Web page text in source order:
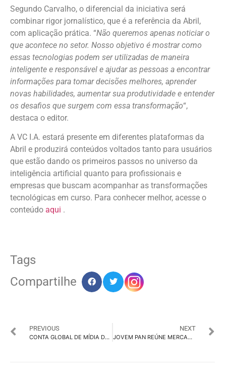
Segundo Carvalho, o diferencial da iniciativa será
combinar rigor jornalístico, que é a referência da Abril,
com aplicação prática. “Não queremos apenas noticiar o
que acontece no setor. Nosso objetivo é mostrar como
essas tecnologias podem ser utilizadas de maneira
inteligente e responsável e ajudar as pessoas a encontrar
informações para tomar decisões melhores, aprender
novas habilidades, aumentar sua produtividade e entender
os desafios que surgem com essa transformação“,
destaca o editor.
A VC I.A. estará presente em diferentes plataformas da
Abril e produzirá conteúdos voltados tanto para usuários
que estão dando os primeiros passos no universo da
inteligência artificial quanto para profissionais e
empresas que buscam acompanhar as transformações
tecnológicas em curso. Para conhecer melhor, acesse o
conteúdo aqui .
Tags
Compartilhe
PREVIOUS
CONTA GLOBAL DE MÍDIA DA IBM FICA COM A OMNICOM MEDIA
NEXT
JOVEM PAN REÚNE MERCADO PUBLICITÁRIO PAULISTA NA SEGUNDA EDIÇÃO DO ARRAIÁ JP